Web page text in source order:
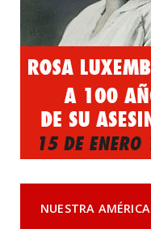
NUESTRA AMÉRICA